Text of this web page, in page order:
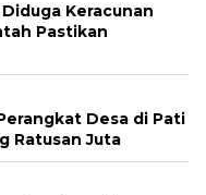
Keracunan
Pastikan
Desa di Pati
Ratusan Juta